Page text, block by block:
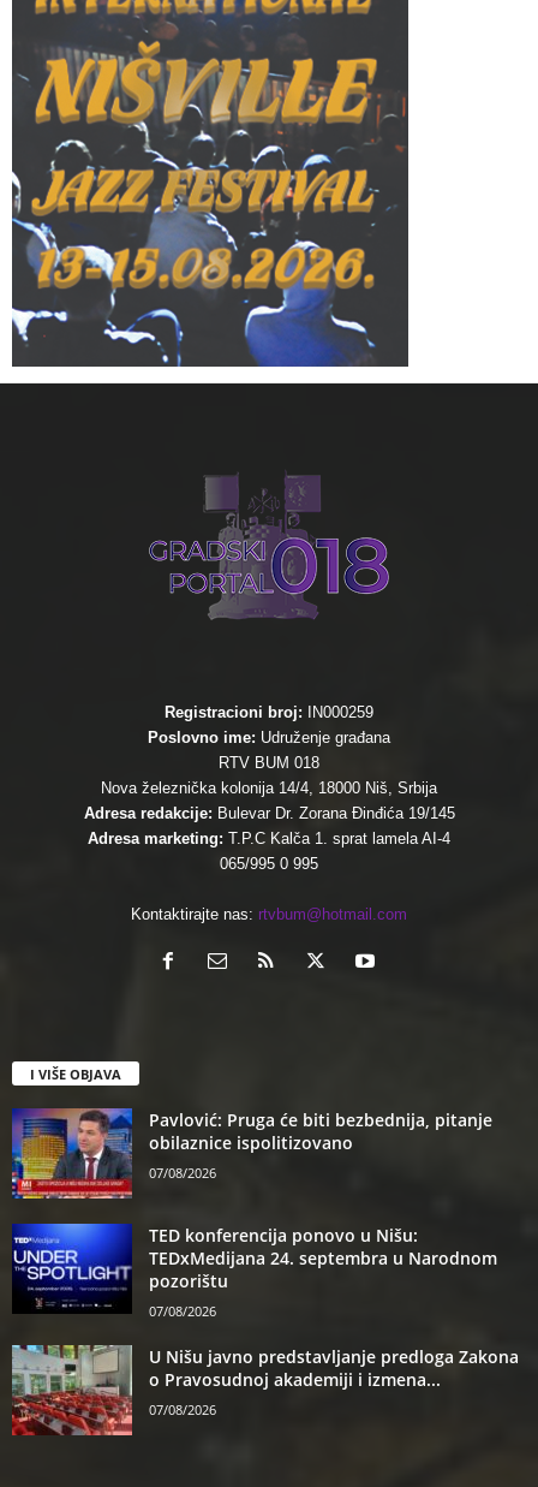
Registracioni broj:
IN000259
Poslovno ime: Udruženje građana
RTV BUM 018
Nova železnička kolonija 14/4, 18000 Niš, Srbija
Adresa redakcije: Bulevar Dr. Zorana Đinđića 19/145
Adresa marketing: T.P.C Kalča 1. sprat lamela AI-4
065/995 0 995
Kontaktirajte nas: rtvbum@hotmail.com
I VIŠE OBJAVA
Pavlović: Pruga će biti bezbednija, pitanje
obilaznice ispolitizovano
07/08/2026
TED konferencija ponovo u Nišu:
TEDxMedijana 24. septembra u Narodnom
pozorištu
07/08/2026
U Nišu javno predstavljanje predloga Zakona
o Pravosudnoj akademiji i izmena...
07/08/2026